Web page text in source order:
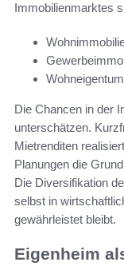
Immobilienmarktes
Die Chancen in der
unterschätzen.
Mietrenditen
Planungen die
Die Diversifikation
selbst in
gewährleistet bleibt.
Eigenheim